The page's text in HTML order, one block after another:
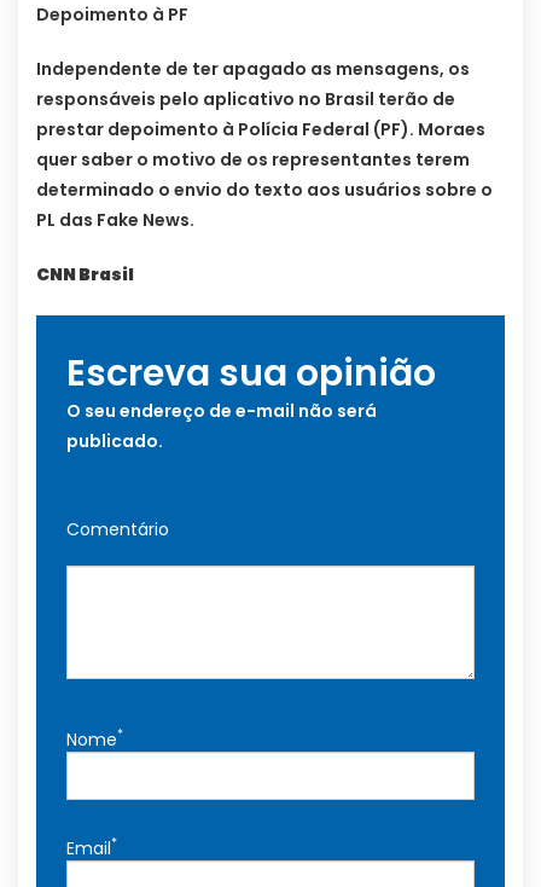
Depoimento à PF
Independente de ter apagado as mensagens, os
responsáveis pelo aplicativo no Brasil terão de
prestar depoimento à Polícia Federal (PF). Moraes
quer saber o motivo de os representantes terem
determinado o envio do texto aos usuários sobre o
PL das Fake News.
CNN Brasil
Escreva sua opinião
O seu endereço de e-mail não será
publicado.
Comentário
Nome*
Email*